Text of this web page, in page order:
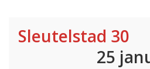
Sleutelstad 30
25